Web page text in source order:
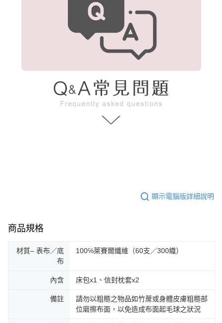
顯示電腦版詳細說明
商品規格
材質– 表布／底
布
100℅萊賽爾纖維（60支／300織）
內含 床包x1、信封枕套x2
備註
請勿以粗糙之物品如竹蓆或身體皮膚粗糙部
位磨擦布面，以免造成布面起毛球之狀況